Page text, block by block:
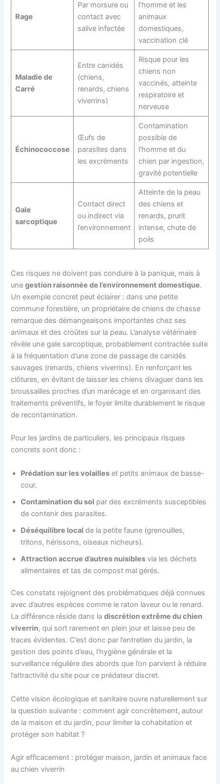
Rage
Par morsure ou
contact avec
salive infectée
l’homme et les
animaux
domestiques,
vaccination clé
Maladie de
Carré
Entre canidés
(chiens,
renards, chiens
viverrins)
Risque pour les
chiens non
vaccinés, atteinte
respiratoire et
nerveuse
Échinococcose
Œufs de
parasites dans
les excréments
Contamination
possible de
l’homme et du
chien par ingestion,
gravité potentielle
Gale
sarcoptique
Contact direct
ou indirect via
l’environnement
Atteinte de la peau
des chiens et
renards, prurit
intense, chute de
poils
Ces risques ne doivent pas conduire à la panique, mais à
unegestion raisonnée de l’environnement domestique.
Un exemple concret peut éclairer : dans une petite
commune forestière, un propriétaire de chiens de chasse
remarque des démangeaisons importantes chez ses
animaux et des croûtes sur la peau. L’analyse vétérinaire
révèle une gale sarcoptique, probablement contractée suite
à la fréquentation d’une zone de passage de canidés
sauvages (renards, chiens viverrins). En renforçant les
clôtures, en évitant de laisser les chiens divaguer dans les
broussailles proches d’un marécage et en organisant des
traitements préventifs, le foyer limite durablement le risque
de recontamination.
Pour les jardins de particuliers, les principaux risques
concrets sont donc :
Prédation sur les volailles et petits animaux de basse-
cour.
Contamination du sol par des excréments susceptibles
de contenir des parasites.
Déséquilibre local de la petite faune (grenouilles,
tritons, hérissons, oiseaux nicheurs).
Attraction accrue d’autres nuisibles via les déchets
alimentaires et tas de compost mal gérés.
Ces constats rejoignent des problématiques déjà connues
avec d’autres espèces comme le raton laveur ou le renard.
La différence réside dans ladiscrétion extrême du chien
viverrin, qui sort rarement en plein jour et laisse peu de
traces évidentes. C’est donc par l’entretien du jardin, la
gestion des points d’eau, l’hygiène générale et la
surveillance régulière des abords que l’on parvient à réduire
l’attractivité du site pour ce prédateur discret.
Cette vision écologique et sanitaire ouvre naturellement sur
la question suivante : comment agir concrètement, autour
de la maison et du jardin, pour limiter la cohabitation et
protéger son habitat ?
Agir efficacement : protéger maison, jardin et animaux face
au chien viverrin